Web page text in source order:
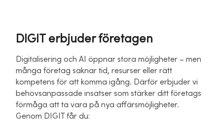
DIGIT erbjuder företagen
Digitalisering och AI öppnar stora möjligheter – men
många företag saknar tid, resurser eller rätt
kompetens för att komma igång. Därför erbjuder vi
behovsanpassade insatser som stärker ditt företags
förmåga att ta vara på nya affärsmöjligheter.
Genom DIGIT får du: